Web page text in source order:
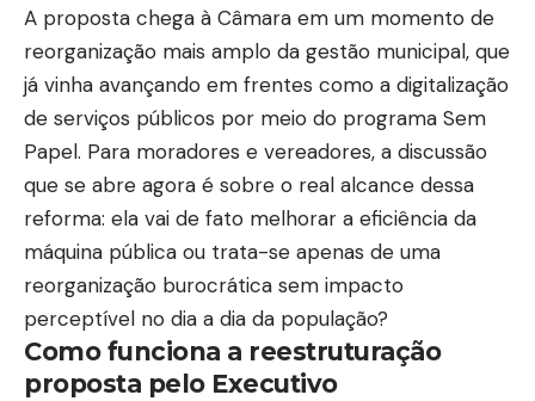
A proposta chega à Câmara em um momento de
reorganização mais amplo da gestão municipal, que
já vinha avançando em frentes como a digitalização
de serviços públicos por meio do programa Sem
Papel. Para moradores e vereadores, a discussão
que se abre agora é sobre o real alcance dessa
reforma: ela vai de fato melhorar a eficiência da
máquina pública ou trata-se apenas de uma
reorganização burocrática sem impacto
perceptível no dia a dia da população?
Como funciona a reestruturação
proposta pelo Executivo